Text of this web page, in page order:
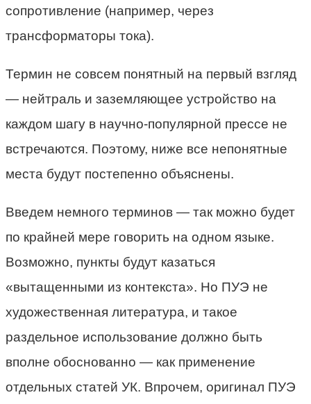
сопротивление (например, через
трансформаторы тока).
Термин не совсем понятный на первый взгляд
— нейтраль и заземляющее устройство на
каждом шагу в научно-популярной прессе не
встречаются. Поэтому, ниже все непонятные
места будут постепенно объяснены.
Введем немного терминов — так можно будет
по крайней мере говорить на одном языке.
Возможно, пункты будут казаться
«вытащенными из контекста». Но ПУЭ не
художественная литература, и такое
раздельное использование должно быть
вполне обоснованно — как применение
отдельных статей УК. Впрочем, оригинал ПУЭ